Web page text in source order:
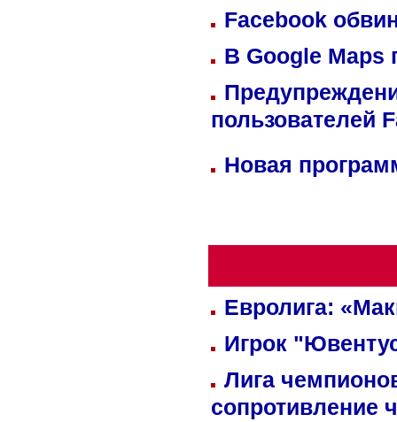
Facebook
В Google Maps
пользователей
Новая
Евролига:
Игрок
Лига
сопротивление